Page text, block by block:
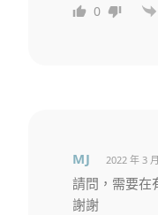
0
MJ 2022 年 3
請問，需要在
謝謝